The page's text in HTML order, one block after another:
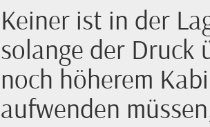
Keiner ist in der
solange der Druck
noch höherem
aufwenden